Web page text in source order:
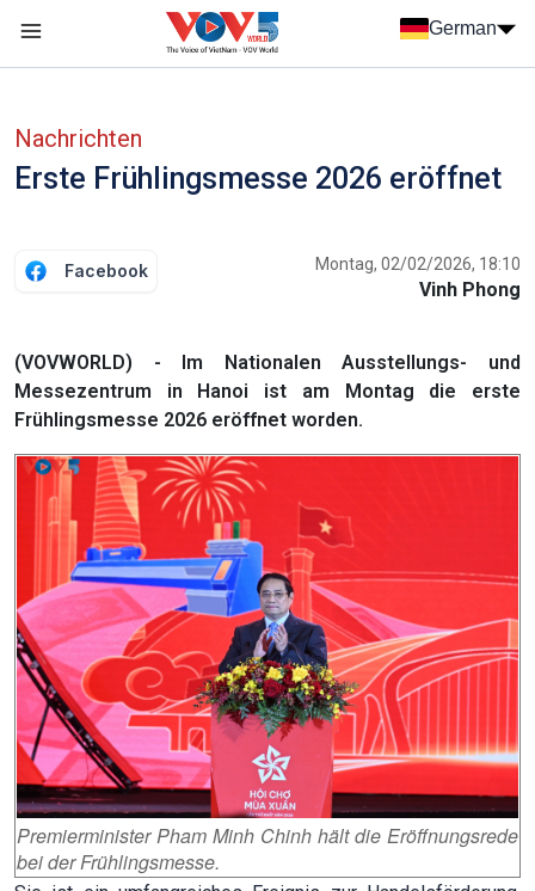
German
Nachrichten
Erste Frühlingsmesse 2026 eröffnet
Facebook Montag, 02/02/2026, 18:10
Vinh Phong
(VOVWORLD) - Im Nationalen Ausstellungs- und
Messezentrum in Hanoi ist am Montag die erste
Frühlingsmesse 2026 eröffnet worden.
Premierminister Pham Minh Chinh hält die Eröffnungsrede
bei der Frühlingsmesse.